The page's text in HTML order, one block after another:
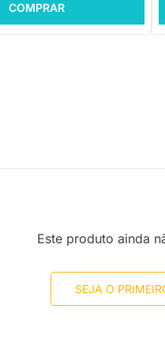
COMPRAR
Este produto ainda
SEJA O